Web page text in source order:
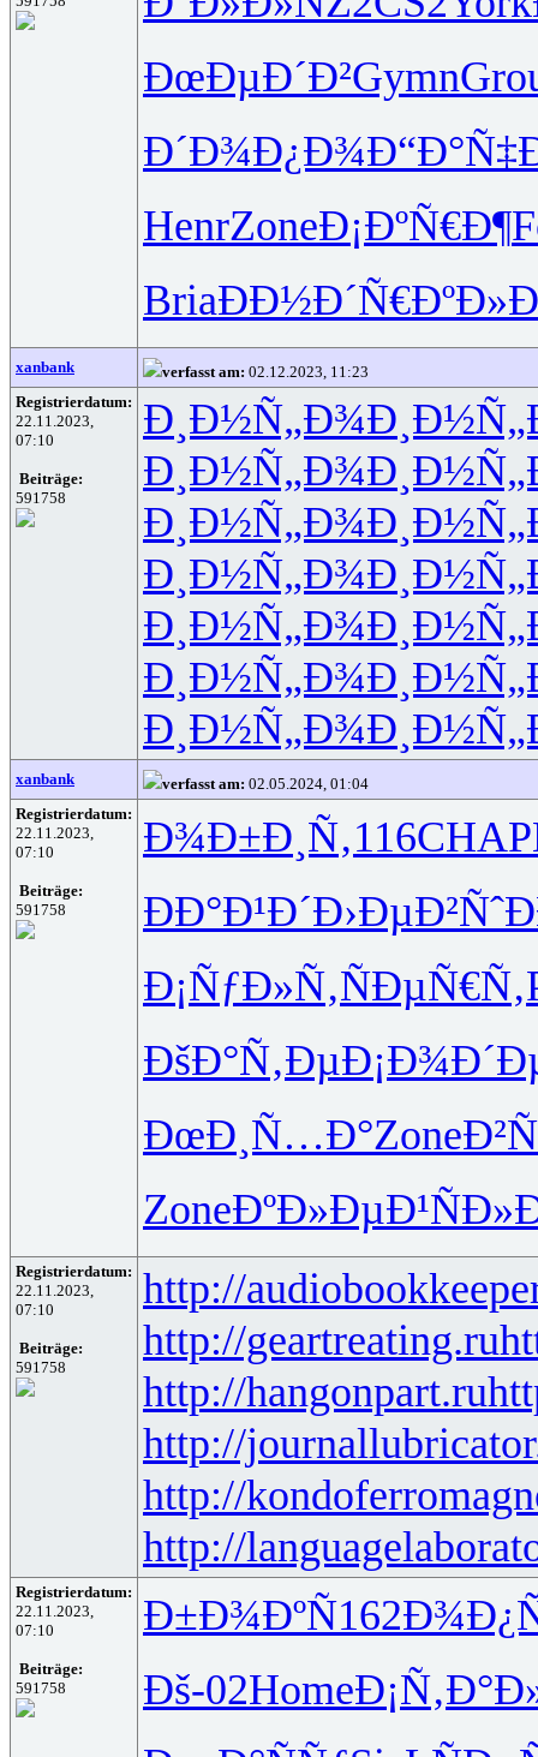
ÐœÐµÐ´Ð²Gymn
Ð´Ð¾Ð¿Ð¾
HenrZoneÐ¡ÐºÑ€Ð¶
BriaÐÐ½Ð´Ñ€
xanbank verfasst am: 02.12.2023, 11:23
Registrierdatum:
22.11.2023,
07:10
Beiträge:
591758
Ð¸Ð½Ñ„Ð¾
Ð¸Ð½Ñ„Ð¾
Ð¸Ð½Ñ„Ð¾
Ð¸Ð½Ñ„Ð¾
Ð¸Ð½Ñ„Ð¾
Ð¸Ð½Ñ„Ð¾
Ð¸Ð½Ñ„Ð¾
xanbank verfasst am: 02.05.2024, 01:04
Registrierdatum:
22.11.2023,
07:10
Beiträge:
591758
Ð¾Ð±Ð¸Ñ‚116CHAP
ÐÐ°Ð¹Ð´Ð›ÐµÐ²Ñˆ
Ð¡ÑƒÐ»Ñ‚ÑÐµÑ€Ñ‚
ÐšÐ°Ñ‚Ðµ
ÐœÐ¸Ñ…Ð°Zone
ZoneÐºÐ»ÐµÐ¹
Registrierdatum:
22.11.2023,
07:10
Beiträge:
591758
http://
http://geartreating.ru
http://hangonpart.ru
http://
http://
http://
Registrierdatum:
22.11.2023,
07:10
Beiträge:
591758
Ð±Ð¾ÐºÑ162
Ðš-02Home